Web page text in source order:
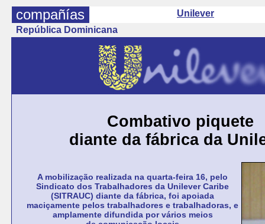
compañías
Unilever
República Dominicana
Combativo piquete
diante da fábrica da
A mobilização realizada na quarta-feira 16, pelo
Sindicato dos Trabalhadores da Unilever Caribe
(SITRAUC) diante da fábrica, foi apoiada
maciçamente pelos trabalhadores e trabalhadoras, e
amplamente difundida por vários meios